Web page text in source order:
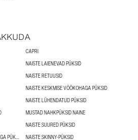
CAPRI
NAISTE LAIENEVAD PÜKSID
NAISTE RETUUSID
NAISTE KESKMISE VÖÖKOHAGA PÜKSID
NAISTE LÜHENDATUD PÜKSID
MUSTAD NAHKPÜKSID NAINE
NAISTE SUURED PÜKSID
NAISTE PALAZZO-PÜKSID – LAIA SÄÄREGA PÜKSID
NAISTE SKINNY-PÜKSID